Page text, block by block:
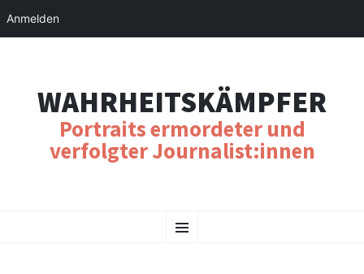
WAHRHEITSKÄMPFER
Portraits ermordeter und
verfolgter Journalist:innen
Menu
TO
Anmelden